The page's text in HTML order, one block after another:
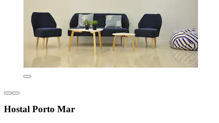
Hostal Porto Mar